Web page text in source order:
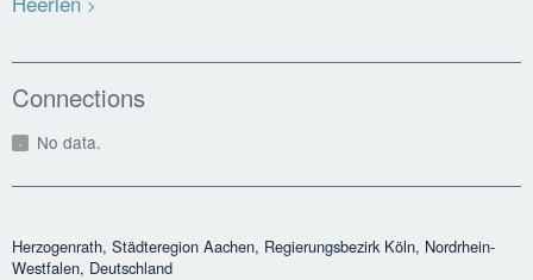
Connections
No data.
Herzogenrath, Städteregion Aachen, Regierungsbezirk Köln, Nordrhein-
Westfalen, Deutschland